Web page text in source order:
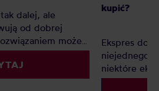
dalej, ale
od dobrej
może
do kawy? Ten
parę modeli, które
w tej roli.
kupić?
Ekspres do
niejednego
niektóre
tyle co